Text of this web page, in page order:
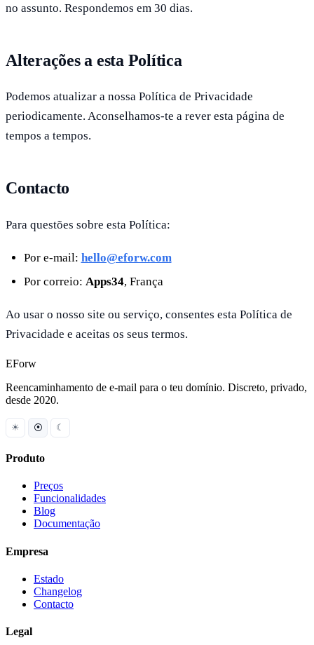
no assunto. Respondemos em 30 dias.
Alterações a esta Política
Podemos atualizar a nossa Política de Privacidade
periodicamente. Aconselhamos-te a rever esta página de
tempos a tempos.
Contacto
Para questões sobre esta Política:
Por e-mail: hello@eforw.com
Por correio: Apps34, França
Ao usar o nosso site ou serviço, consentes esta Política de
Privacidade e aceitas os seus termos.
EForw
Reencaminhamento de e-mail para o teu domínio. Discreto, privado,
desde 2020.
☀ ⦿ ☾
Produto
Preços
Funcionalidades
Blog
Documentação
Empresa
Estado
Changelog
Contacto
Legal